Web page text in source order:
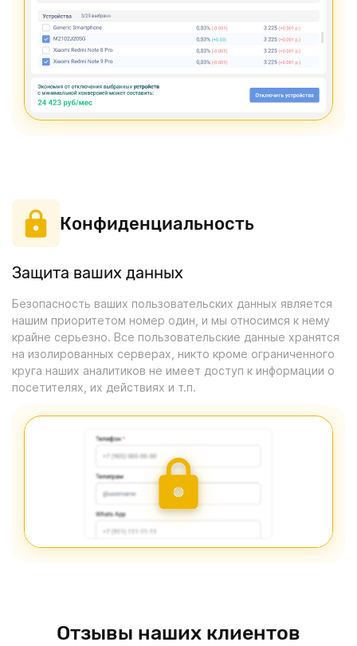
Конфиденциальность
Защита ваших данных
Безопасность ваших пользовательских данных является
нашим приоритетом номер один, и мы относимся к нему
крайне серьезно. Все пользовательские данные хранятся
на изолированных серверах, никто кроме ограниченного
круга наших аналитиков не имеет доступ к информации о
посетителях, их действиях и т.п.
Отзывы наших клиентов